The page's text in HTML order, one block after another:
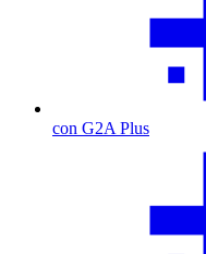
con G2A Plus